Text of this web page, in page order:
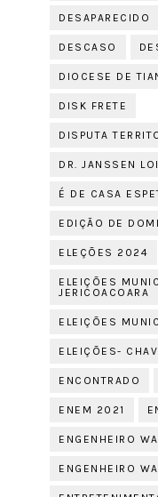
DESAPARECIDO
DESCASO
DIOCESE DE
DISK FRETE
DISPUTA
DR. JANSSEN
É DE CASA
EDIÇÃO DE
ELEÇÕES 2024
ELEIÇÕES
JERICOACOARA
ELEIÇÕES
ELEIÇÕES-
ENCONTRADO
ENEM 2021
ENGENHEIRO
ENGENHEIRO